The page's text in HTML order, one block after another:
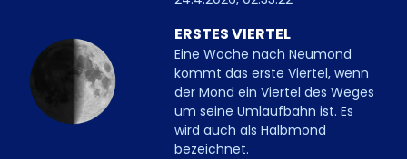
ERSTES VIERTEL
Eine Woche nach Neumond
kommt das erste Viertel, wenn
der Mond ein Viertel des Weges
um seine Umlaufbahn ist. Es
wird auch als Halbmond
bezeichnet.